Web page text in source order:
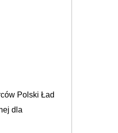
Polski Ład
dla